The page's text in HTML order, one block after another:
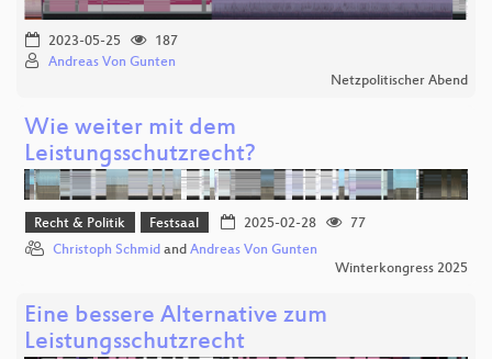
2023-05-25
187
Andreas Von Gunten
Netzpolitischer Abend
Wie weiter mit dem
Leistungsschutzrecht?
Recht & Politik Festsaal 2025-02-28
77
Christoph Schmid and Andreas Von Gunten
Winterkongress 2025
Eine bessere Alternative zum
Leistungsschutzrecht